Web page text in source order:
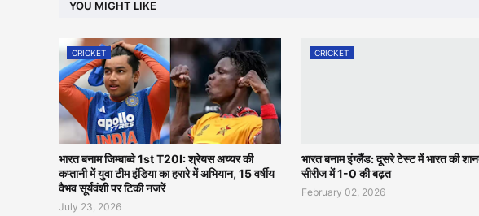
YOU MIGHT LIKE
CRICKET
भारत बनाम जिम्बाब्वे 1st T20I: श्रेयस अय्यर की
कप्तानी में युवा टीम इंडिया का हरारे में अभियान, 15 वर्षीय
वैभव सूर्यवंशी पर टिकी नजरें
July 23, 2026
CRICKET
भारत बनाम इंग्लैंड: दूसरे टेस्ट में भारत की
सीरीज में 1-0 की बढ़त
February 02, 2026